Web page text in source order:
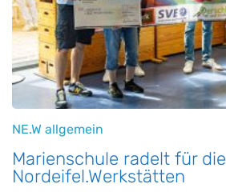
NE.W allgemein
Marienschule radelt für die
Nordeifel.Werkstätten